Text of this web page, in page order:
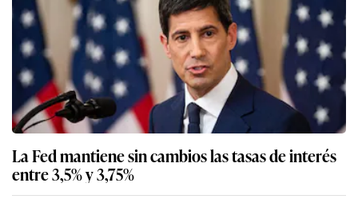
La Fed mantiene sin cambios las tasas de interés
entre 3,5% y 3,75%